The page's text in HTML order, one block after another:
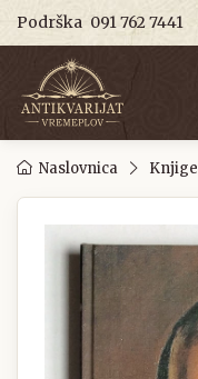
Podrška 091 762 7441
Naslovnica Knjige